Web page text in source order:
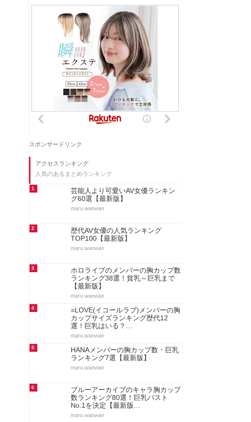
スポンサードリンク
アクセスランキング
人気のあるまとめランキング
1
芸能人より可愛いAV女優ランキン
グ60選【最新版】
maru.wanwan
2
歴代AV女優の人気ランキング
TOP100【最新版】
maru.wanwan
3
ホロライブのメンバーの胸カップ数
ランキング38選！貧乳～巨乳まで
【最新版】
maru.wanwan
4
=LOVE(イコールラブ)メンバーの胸
カップサイズランキング歴代12
選！巨乳はいる？…
maru.wanwan
5
HANAメンバーの胸カップ数・巨乳
ランキング7選【最新版】
maru.wanwan
6
ブルーアーカイブのキャラ胸カップ
数ランキング80選！巨乳バスト
No.1を決定【最新版…
maru.wanwan